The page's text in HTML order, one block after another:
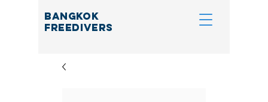
BANGKOK
FREEDIVERS